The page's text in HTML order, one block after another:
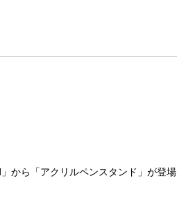
」から「アクリルペンスタンド」が登場